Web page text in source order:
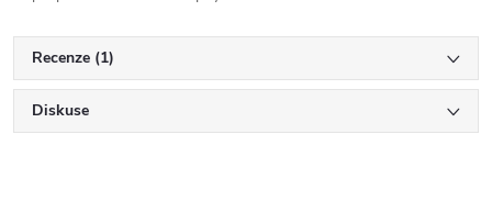
Recenze (1)
Diskuse